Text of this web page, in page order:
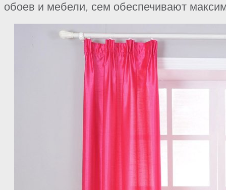
обоев и мебели, сем обеспечивают